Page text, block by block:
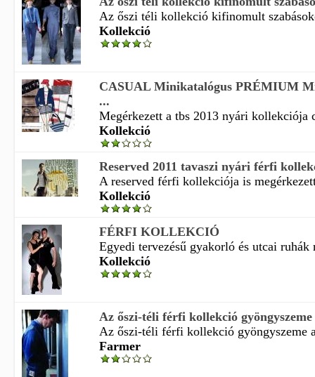
Az őszi téli kollekció kifinomult
Kollekció
CASUAL Minikatalógus PRÉMIUM
...
Megérkezett a tbs 2013 nyári kollekciója
Kollekció
Reserved 2011 tavaszi nyári férfi
A reserved férfi kollekciója is
Kollekció
FÉRFI KOLLEKCIÓ
Egyedi tervezésű gyakorló és utcai ruhák
Kollekció
Az őszi-téli férfi kollekció
Az őszi-téli férfi kollekció gyöngyszeme
Farmer